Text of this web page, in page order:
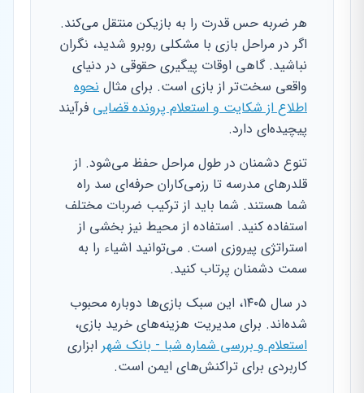
هر ضربه حس قدرت را به بازیکن منتقل می‌کند.
اگر در مراحل بازی با مشکلی روبرو شدید، نگران
نباشید. گاهی اوقات پیگیری حقوقی در دنیای
واقعی سخت‌تر از بازی است. برای مثال نحوه
اطلاع از شکایت و استعلام پرونده قضایی فرآیند
پیچیده‌ای دارد.
تنوع دشمنان در طول مراحل حفظ می‌شود. از
قلدرهای مدرسه تا رزمی‌کاران حرفه‌ای سد راه
شما هستند. شما باید از ترکیب ضربات مختلف
استفاده کنید. استفاده از محیط نیز بخشی از
استراتژی پیروزی است. می‌توانید اشیاء را به
سمت دشمنان پرتاب کنید.
در سال ۱۴۰۵، این سبک بازی‌ها دوباره محبوب
شده‌اند. برای مدیریت هزینه‌های خرید بازی،
استعلام و بررسی شماره شبا - بانک شهر ابزاری
کاربردی برای تراکنش‌های ایمن است.